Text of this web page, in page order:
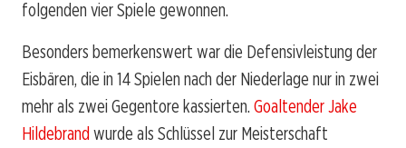
folgenden vier Spiele gewonnen.
Besonders bemerkenswert war die Defensivleistung der
Eisbären, die in 14 Spielen nach der Niederlage nur in zwei
mehr als zwei Gegentore kassierten. Goaltender Jake
Hildebrand wurde als Schlüssel zur Meisterschaft